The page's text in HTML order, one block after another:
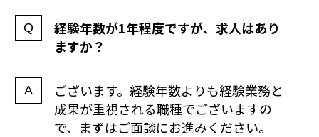
経験年数が1年程度ですが、求人はあり
ますか？
ございます。経験年数よりも経験業務と
成果が重視される職種でございますの
で、まずはご面談にお進みください。